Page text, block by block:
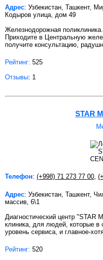
Адрес: Узбекистан, Ташкент,
Кодыров улица, дом 49
Железнодорожная
Приходите в Центральную
получите консультацию,
Рейтинг: 525
Отзывы: 1
STAR
Телефон: (+998) 71 273 77 00,
Адрес: Узбекистан, Ташкент,
массив, 6\1
Диагностический центр "STAR
клиника, для людей, которые в
уровень сервиса, и главное-
Рейтинг: 520